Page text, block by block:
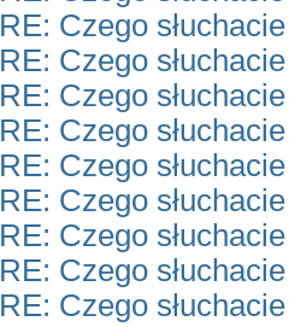
RE: Czego
RE: Czego
RE: Czego
RE: Czego
RE: Czego
RE: Czego
RE: Czego
RE: Czego
RE: Czego